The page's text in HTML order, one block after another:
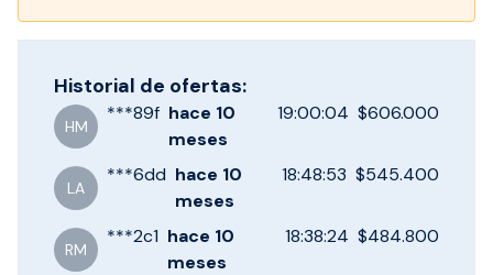
Historial de ofertas:
HM
***89f hace 10
meses
19:00:04 $606.000
LA
***6dd hace 10
meses
18:48:53 $545.400
RM
***2c1 hace 10
meses
18:38:24 $484.800